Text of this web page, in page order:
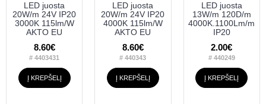
LED juosta
20W/m 24V IP20
3000K 115lm/W
AKTO EU
8.60€
# 4403431
Į KREPŠELĮ
LED juosta
20W/m 24V IP20
4000K 115lm/W
AKTO EU
8.60€
# 440343
Į KREPŠELĮ
LED juosta
13W/m 120D/m
4000K.1100Lm/m
IP20
2.00€
# 440249
Į KREPŠELĮ